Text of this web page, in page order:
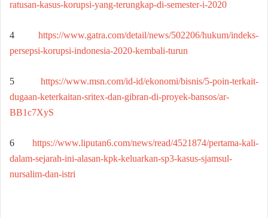
ratusan-kasus-korupsi-yang-terungkap-di-semester-i-2020
4 https://www.gatra.com/detail/news/502206/hukum/indeks-
persepsi-korupsi-indonesia-2020-kembali-turun
5 https://www.msn.com/id-id/ekonomi/bisnis/5-poin-terkait-
dugaan-keterkaitan-sritex-dan-gibran-di-proyek-bansos/ar-
BB1c7XyS
6 https://www.liputan6.com/news/read/4521874/pertama-kali-
dalam-sejarah-ini-alasan-kpk-keluarkan-sp3-kasus-sjamsul-
nursalim-dan-istri